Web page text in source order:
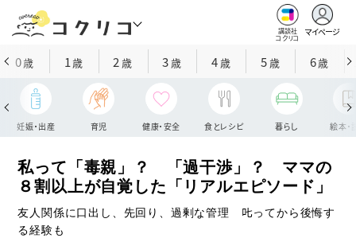
講談社
コクリコ
マイページ
0歳 1歳 2 歳 3歳 4歳 5歳 6歳
妊娠・出産 育児 健康・安全 食とレシピ 暮らし 絵本・
私って「毒親」？ 「過干渉」？ ママの
８割以上が自覚した「リアルエピソード」
友人関係に口出し、先回り、過剰な管理 𠮟ってから後悔す
る経験も